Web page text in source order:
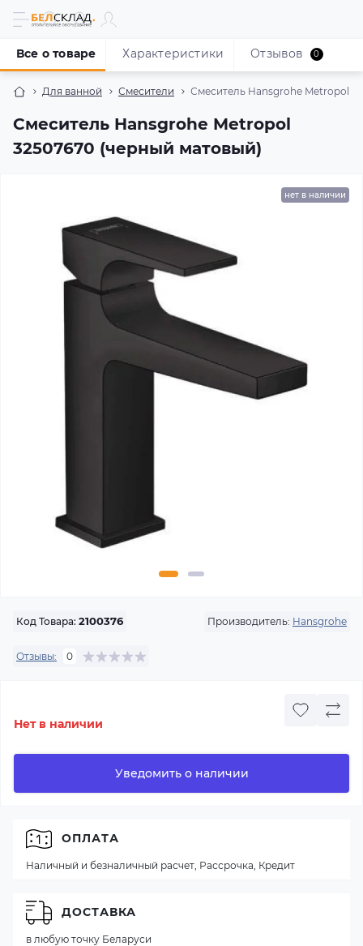
Для ванной Смесители Смеситель Hansgrohe Metropol
Смеситель Hansgrohe Metropol
32507670 (черный матовый)
Все о товаре Характеристики Отзывов 0
нет в наличии
Код Товара: 2100376 Производитель: Hansgrohe
Отзывы: 0
Нет в наличии
Уведомить о наличии
ОПЛАТА
Наличный и безналичный расчет, Рассрочка, Кредит
ДОСТАВКА
в любую точку Беларуси